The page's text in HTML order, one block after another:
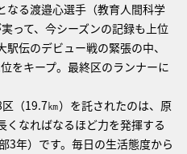
なる渡邉心選手（教育人間科学
って、今シーズンの記録も上位
伝のデビュー戦の緊張の中、
をキープ。最終区のランナーに
（19.7㎞）を託されたのは、原
くなればなるほど力を発揮する
3年）です。毎日の生活態度から